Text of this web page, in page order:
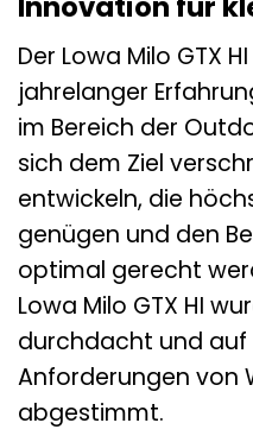
Der Lowa Milo GTX
jahrelanger
im Bereich der
sich dem Ziel
entwickeln, die
genügen und den
optimal gerecht
Lowa Milo GTX HI
durchdacht und auf
Anforderungen von
abgestimmt.